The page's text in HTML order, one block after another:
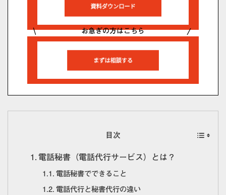
お急ぎの方はこちら
目次
電話秘書（電話代行サービス）とは？
電話秘書でできること
電話代行と秘書代行の違い